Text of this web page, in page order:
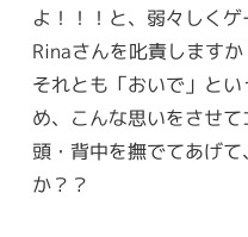
よ！！！と、弱々しく
Rinaさんを叱責しますか
それとも「おいで」と
め、こんな思いをさせ
頭・背中を撫でてあげ
か？？